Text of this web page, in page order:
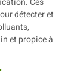
détecter et
et propice à